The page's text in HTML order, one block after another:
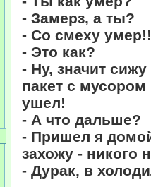
- Замерз, а ты?
- Со смеху
- Это как?
- Ну, значит
пакет с мусором
ушел!
- А что дальше?
- Пришел я
захожу - никого
- Дурак, в